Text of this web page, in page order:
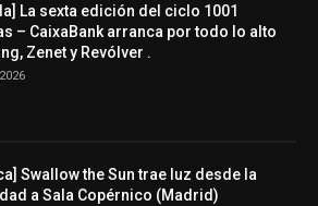
La sexta edición del ciclo 1001
– CaixaBank arranca por todo lo alto
Zenet y Revólver .
Swallow the Sun trae luz desde la
a Sala Copérnico (Madrid)